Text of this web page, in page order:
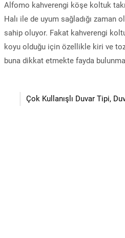
Alfomo kahverengi köşe koltuk
Halı ile de uyum sağladığı zaman
sahip oluyor. Fakat kahverengi
koyu olduğu için özellikle kiri ve
buna dikkat etmekte fayda
Çok Kullanışlı Duvar Tipi,